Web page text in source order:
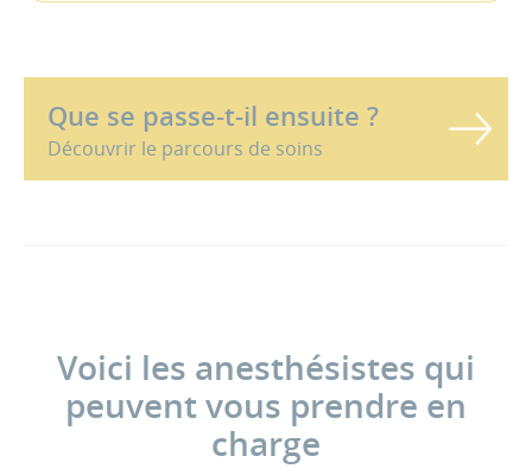
Que se passe-t-il ensuite ?
Découvrir le parcours de soins
Voici les anesthésistes qui
peuvent vous prendre en
charge